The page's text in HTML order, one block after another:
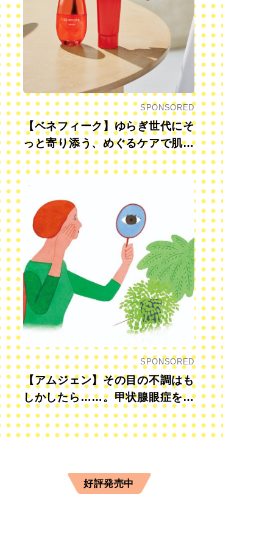
SPONSORED
【ベネフィーク】ゆらぎ世代にそ
っと寄り添う、めぐるケアで肌も
心も前向きに
SPONSORED
【アムジェン】その目の不調はも
しかしたら……。甲状腺眼症を知
っていますか？
好評発売中